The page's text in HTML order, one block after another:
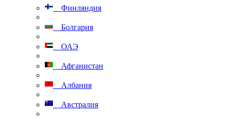
Финляндия
Болгария
ОАЭ
Афганистан
Албания
Австралия